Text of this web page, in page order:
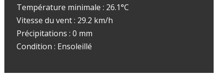
Température minimale : 26.1°C
Vitesse du vent : 29.2 km/h
Précipitations : 0 mm
Condition : Ensoleillé